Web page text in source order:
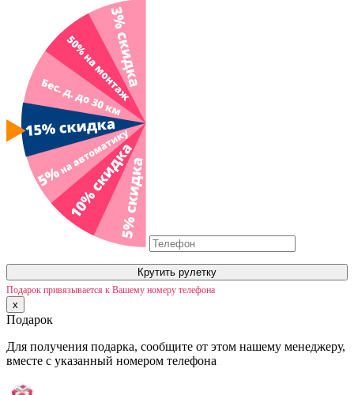
Крутить рулетку
Подарок привязывается к Вашему номеру телефона
x
Подарок
Для получения подарка, сообщите от этом нашему менеджеру,
вместе с указанный номером телефона